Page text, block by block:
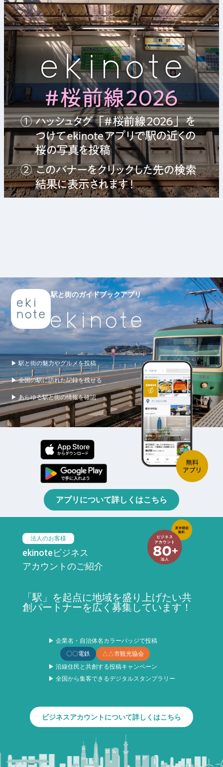
駅と街のガイドブックアプリ
▶ 駅と街の魅力やグルメを投稿
▶ 全国の駅に訪れた記録を残せる
▶ あらゆる駅と街の情報を確認
アプリについて詳しくはこちら
法人のお客様
ekinoteビジネス
アカウントのご紹介
「駅」を起点に地域を盛り上げたい共
創パートナーを広く募集しています！
▶ 企業名・自治体名カラーバッジで投稿
〇〇電鉄
△△市観光協会
▶ 沿線住民と共創する投稿キャンペーン
▶ 全国から集客できるデジタルスタンプラリー
ビジネスアカウントについて詳しくはこちら